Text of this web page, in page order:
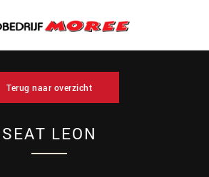
Terug naar overzicht
SEAT LEON